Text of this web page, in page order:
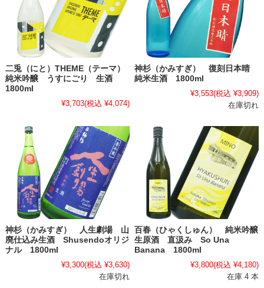
二兎（にと）THEME（テーマ）
純米吟醸 うすにごり 生酒
1800ml
¥3,703(税込 ¥4,074)
神杉（かみすぎ） 復刻日本晴
純米生酒 1800ml
¥3,553(税込 ¥3,909)
在庫切れ
神杉（かみすぎ） 人生劇場 山
廃仕込み生酒 Shusendoオリジ
ナル 1800ml
¥3,300(税込 ¥3,630)
在庫切れ
百春（ひゃくしゅん） 純米吟醸
生原酒 直汲み So Una
Banana 1800ml
¥3,800(税込 ¥4,180)
在庫 4 本